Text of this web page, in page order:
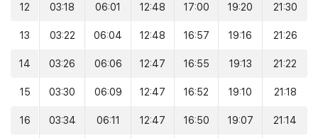
12 03:18 06:01 12:48 17:00 19:20 21:30
13 03:22 06:04 12:48 16:57 19:16 21:26
14 03:26 06:06 12:47 16:55 19:13 21:22
15 03:30 06:09 12:47 16:52 19:10 21:18
16 03:34 06:11 12:47 16:50 19:07 21:14